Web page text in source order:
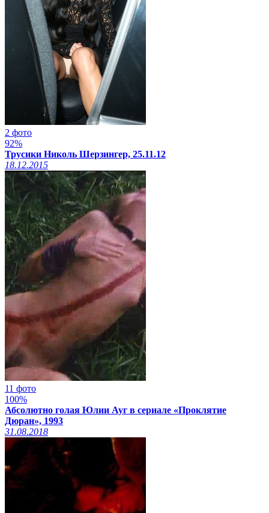
2 фото
92%
Трусики Николь Шерзингер, 25.11.12
18.12.2015
11 фото
100%
Абсолютно голая Юлии Ауг в сериале «Проклятие
Дюран», 1993
31.08.2018